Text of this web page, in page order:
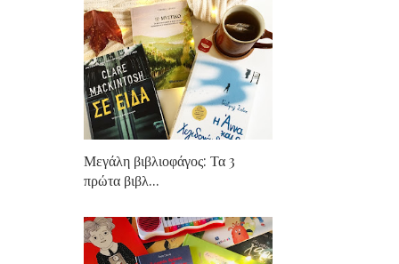
Μεγάλη βιβλιοφάγος: Τα 3
πρώτα βιβλ...